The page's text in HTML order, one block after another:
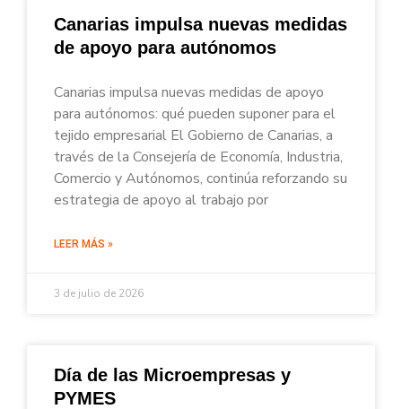
Canarias impulsa nuevas medidas
de apoyo para autónomos
Canarias impulsa nuevas medidas de apoyo
para autónomos: qué pueden suponer para el
tejido empresarial El Gobierno de Canarias, a
través de la Consejería de Economía, Industria,
Comercio y Autónomos, continúa reforzando su
estrategia de apoyo al trabajo por
LEER MÁS »
3 de julio de 2026
Día de las Microempresas y
PYMES